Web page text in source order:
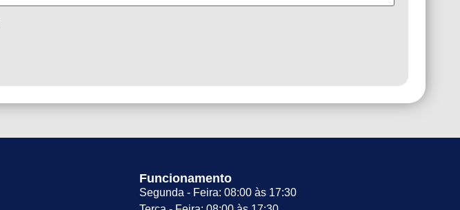
Funcionamento
Segunda - Feira: 08:00 às 17:30